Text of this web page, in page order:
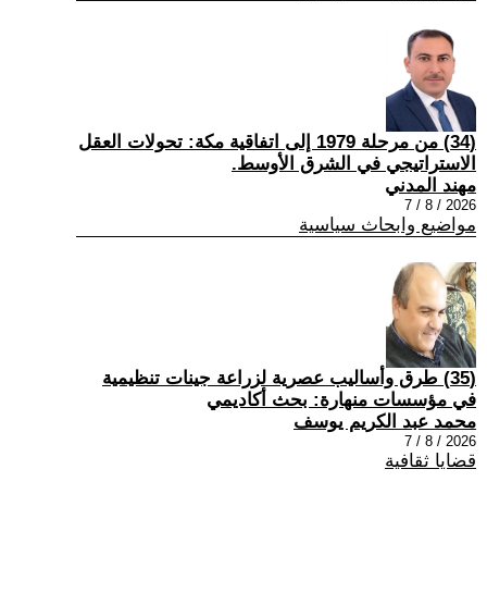
(34) من مرحلة 1979 إلى اتفاقية مكة: تحولات العقل
الاستراتيجي في الشرق الأوسط.
مهند المدني
2026 / 8 / 7
مواضيع وابحاث سياسية
(35) طرق وأساليب عصرية لزراعة جينات تنظيمية
في مؤسسات منهارة: بحث أكاديمي
محمد عبد الكريم يوسف
2026 / 8 / 7
قضايا ثقافية